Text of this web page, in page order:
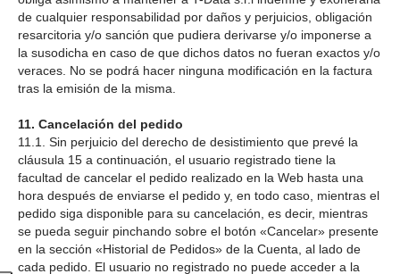
de cualquier responsabilidad por daños y perjuicios, obligación
resarcitoria y/o sanción que pudiera derivarse y/o imponerse a
la susodicha en caso de que dichos datos no fueran exactos y/o
veraces. No se podrá hacer ninguna modificación en la factura
tras la emisión de la misma.
11. Cancelación del pedido
11.1. Sin perjuicio del derecho de desistimiento que prevé la
cláusula 15 a continuación, el usuario registrado tiene la
facultad de cancelar el pedido realizado en la Web hasta una
hora después de enviarse el pedido y, en todo caso, mientras el
pedido siga disponible para su cancelación, es decir, mientras
se pueda seguir pinchando sobre el botón «Cancelar» presente
en la sección «Historial de Pedidos» de la Cuenta, al lado de
cada pedido. El usuario no registrado no puede acceder a la